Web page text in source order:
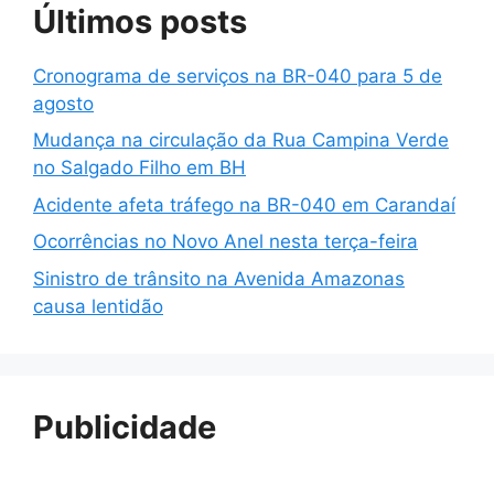
Últimos posts
Cronograma de serviços na BR-040 para 5 de
agosto
Mudança na circulação da Rua Campina Verde
no Salgado Filho em BH
Acidente afeta tráfego na BR-040 em Carandaí
Ocorrências no Novo Anel nesta terça-feira
Sinistro de trânsito na Avenida Amazonas
causa lentidão
Publicidade